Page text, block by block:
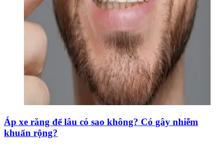
Áp xe răng để lâu có sao không? Có gây nhiễm
khuẩn rộng?